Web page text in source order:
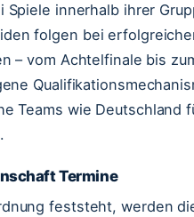
Spiele innerhalb ihrer
folgen bei
– vom Achtelfinale bis
Teams wie Deutschland
Termine
feststeht, werden